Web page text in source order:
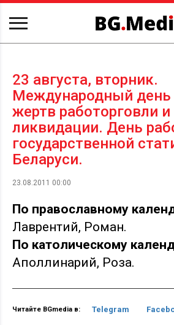
23 августа, вторник.
Международный день
жертв работорговли и
ликвидации. День
государственной
Беларуси.
23.08.2011 00:00
По православному
Лаврентий, Роман.
По католическому
Аполлинарий, Роза.
Читайте BGmedia в: Telegram